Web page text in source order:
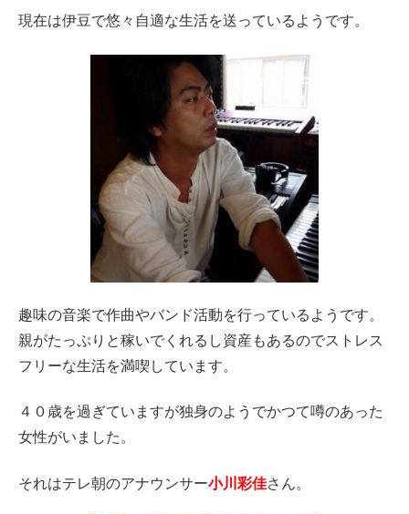
現在は伊豆で悠々自適な生活を送っているようです。
趣味の音楽で作曲やバンド活動を行っているようです。
親がたっぷりと稼いでくれるし資産もあるのでストレス
フリーな生活を満喫しています。
４０歳を過ぎていますが独身のようでかつて噂のあった
女性がいました。
それはテレ朝のアナウンサー小川彩佳さん。